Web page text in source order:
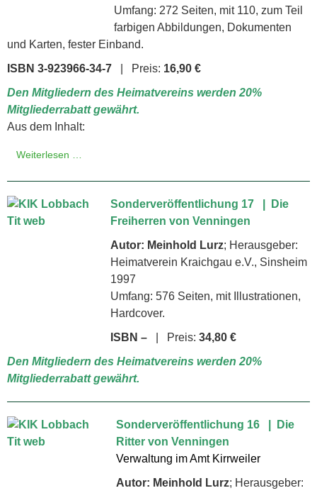
Umfang: 272 Seiten, mit 110, zum Teil
farbigen Abbildungen, Dokumenten
und Karten, fester Einband.
ISBN 3-923966-34-7 | Preis: 16,90 €
Den Mitgliedern des Heimatvereins werden 20%
Mitgliederrabatt gewährt.
Aus dem Inhalt:
Weiterlesen …
Sonderveröffentlichung 17 | Die
Freiherren von Venningen
Autor: Meinhold Lurz; Herausgeber:
Heimatverein Kraichgau e.V., Sinsheim
1997
Umfang: 576 Seiten, mit Illustrationen,
Hardcover.
ISBN – | Preis: 34,80 €
Den Mitgliedern des Heimatvereins werden 20%
Mitgliederrabatt gewährt.
Sonderveröffentlichung 16 | Die
Ritter von Venningen
Verwaltung im Amt Kirrweiler
Autor: Meinhold Lurz; Herausgeber: